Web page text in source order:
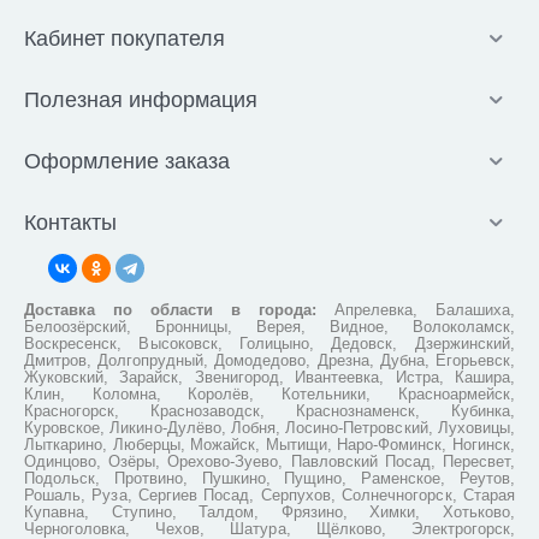
Кабинет покупателя
Полезная информация
Оформление заказа
Контакты
Доставка по области в города: Апрелевка, Балашиха,
Белоозёрский, Бронницы, Верея, Видное, Волоколамск,
Воскресенск, Высоковск, Голицыно, Дедовск, Дзержинский,
Дмитров, Долгопрудный, Домодедово, Дрезна, Дубна, Егорьевск,
Жуковский, Зарайск, Звенигород, Ивантеевка, Истра, Кашира,
Клин, Коломна, Королёв, Котельники, Красноармейск,
Красногорск, Краснозаводск, Краснознаменск, Кубинка,
Куровское, Ликино-Дулёво, Лобня, Лосино-Петровский, Луховицы,
Лыткарино, Люберцы, Можайск, Мытищи, Наро-Фоминск, Ногинск,
Одинцово, Озёры, Орехово-Зуево, Павловский Посад, Пересвет,
Подольск, Протвино, Пушкино, Пущино, Раменское, Реутов,
Рошаль, Руза, Сергиев Посад, Серпухов, Солнечногорск, Старая
Купавна, Ступино, Талдом, Фрязино, Химки, Хотьково,
Черноголовка, Чехов, Шатура, Щёлково, Электрогорск,